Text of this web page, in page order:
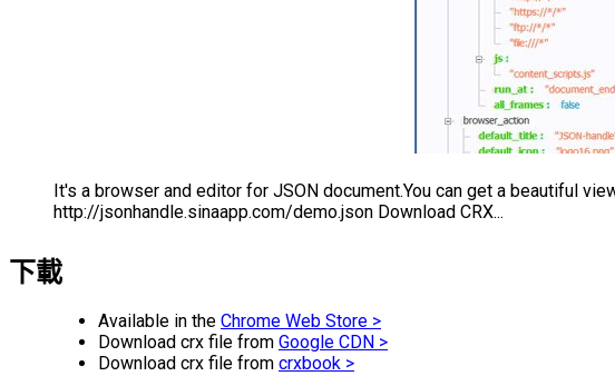
It's a browser and editor for JSON document.You can get a beautiful
http://jsonhandle.sinaapp.com/demo.json Download CRX...
下載
Available in the Chrome Web Store >
Download crx file from Google CDN >
Download crx file from crxbook >